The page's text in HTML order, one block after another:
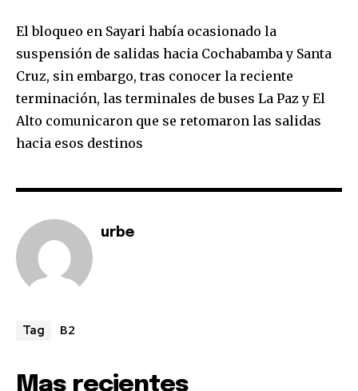
SUBSCRIBERS and be part of the
conversation.
To subscribe, simply enter your email address on our website
or click the subscribe button below. Don't worry, we respect
your privacy and won't spam your inbox. Your information is
safe with us.
I've read and accept the
El bloqueo en Sayari había ocasionado la
suspensión de salidas hacia Cochabamba y Santa
Cruz, sin embargo, tras conocer la reciente
terminación, las terminales de buses La Paz y El
Alto comunicaron que se retomaron las salidas
hacia esos destinos
urbe
Tag B2
Mas recientes